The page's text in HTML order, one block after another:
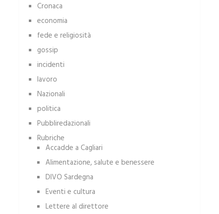
Cronaca
economia
fede e religiosità
gossip
incidenti
lavoro
Nazionali
politica
Pubbliredazionali
Rubriche
Accadde a Cagliari
Alimentazione, salute e benessere
DIVO Sardegna
Eventi e cultura
Lettere al direttore